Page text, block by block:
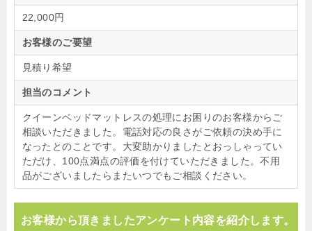
22,000円
お客様のご要望
見積り希望
担当のコメント
クイーンベッドマットレスの処理にお困りのお客様からご
相談いただきました。電話対応の良さがご依頼の決め手に
なったとのことです。大変助かりましたとおっしゃってい
ただけ、100点満点の評価を付けていただきました。不用
品がございましたらまたいつでもご相談ください。
お客様から頂きましたアンケート内容を紹介します。